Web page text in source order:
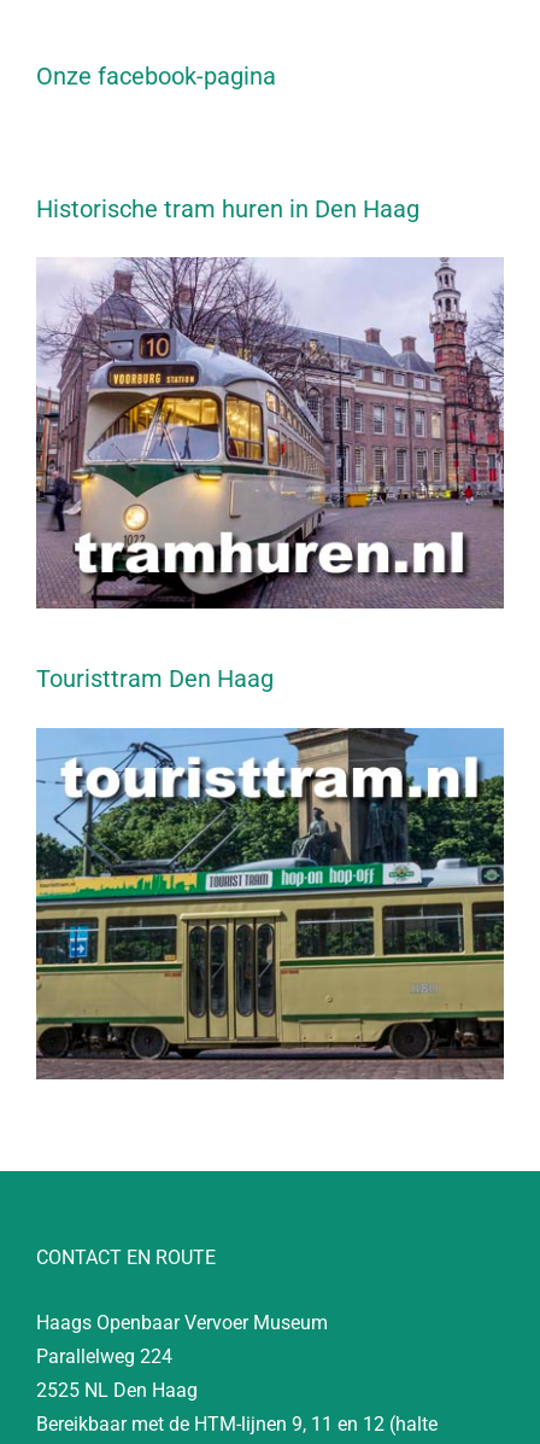
Onze facebook-pagina
Historische tram huren in Den Haag
Touristtram Den Haag
CONTACT EN ROUTE
Haags Openbaar Vervoer Museum
Parallelweg 224
2525 NL Den Haag
Bereikbaar met de HTM-lijnen 9, 11 en 12 (halte